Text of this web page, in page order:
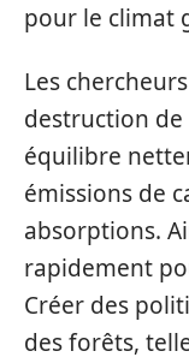
pour le climat
Les
destruction
équilibre
émissions de
absorptions.
rapidement
Créer des
des forêts,